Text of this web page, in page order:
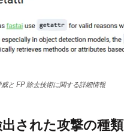
と FP 除去技術に関する詳細情報
された攻撃の種類